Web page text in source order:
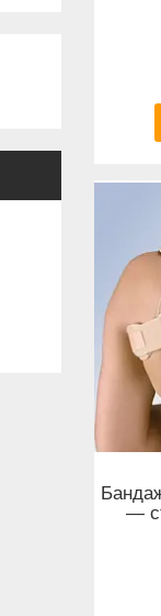
—